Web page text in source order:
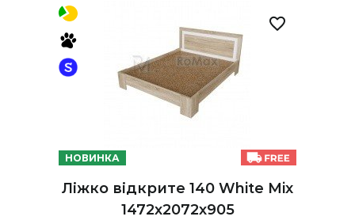
НОВИНКА
Ліжко відкрите 140 White Mix
1472х2072х905